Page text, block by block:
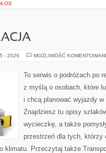
- 2026 MOŻLIWOŚĆ
To serwis o podróżach po
z myślą o osobach, które
i chcą planować wyjazdy
Znajdziesz tu opisy
wycieczkę, a także
przestrzeń dla tych, którzy
klimatu. Przeczytaj także